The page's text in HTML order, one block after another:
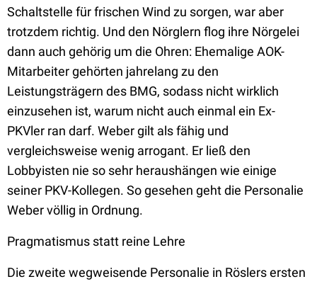
Schaltstelle für frischen Wind zu sorgen, war aber
trotzdem richtig. Und den Nörglern flog ihre Nörgelei
dann auch gehörig um die Ohren: Ehemalige AOK-
Mitarbeiter gehörten jahrelang zu den
Leistungsträgern des BMG, sodass nicht wirklich
einzusehen ist, warum nicht auch einmal ein Ex-
PKVler ran darf. Weber gilt als fähig und
vergleichsweise wenig arrogant. Er ließ den
Lobbyisten nie so sehr heraushängen wie einige
seiner PKV-Kollegen. So gesehen geht die Personalie
Weber völlig in Ordnung.
Pragmatismus statt reine Lehre
Die zweite wegweisende Personalie in Röslers ersten